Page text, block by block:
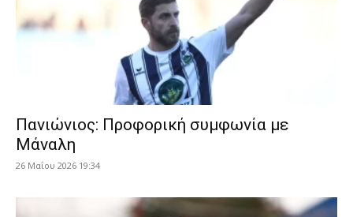
Πανιώνιος: Προφορική συμφωνία με
Μάναλη
26 Μαΐου 2026 19:34